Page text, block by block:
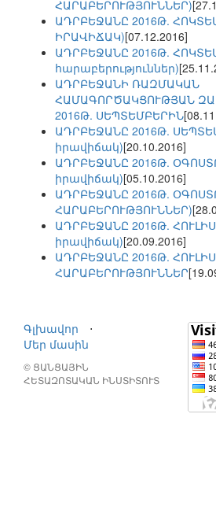
ՀԱՐԱԲԵՐՈՒԹՅՈՒՆՆԵՐ)
ԱԴՐԲԵՋԱՆԸ 2016Թ.
ԻՐԱՎԻՃԱԿ)[07.12.2016]
ԱԴՐԲԵՋԱՆԸ 2016Թ.
հարաբերություններ)
ԱԴՐԲԵՋԱՆԻ ՌԱԶՄԱԿԱՆ
ՀԱՄԱԳՈՐԾԱԿՑՈՒԹՅԱՆ
2016Թ. ՍԵՊՏԵՄԲԵՐԻՆ
ԱԴՐԲԵՋԱՆԸ 2016Թ.
իրավիճակ)[20.10.2016]
ԱԴՐԲԵՋԱՆԸ 2016Թ.
իրավիճակ)[05.10.2016]
ԱԴՐԲԵՋԱՆԸ 2016Թ.
ՀԱՐԱԲԵՐՈՒԹՅՈՒՆՆԵՐ)
ԱԴՐԲԵՋԱՆԸ 2016Թ.
իրավիճակ)[20.09.2016]
ԱԴՐԲԵՋԱՆԸ 2016Թ.
ՀԱՐԱԲԵՐՈՒԹՅՈՒՆՆԵՐ
Գլխավոր
⋅
Մեր մասին
© ՑԱՆՑԱՅԻՆ
ՀԵՏԱԶՈՏԱԿԱՆ ԻՆՍՏԻՏՈՒՏ